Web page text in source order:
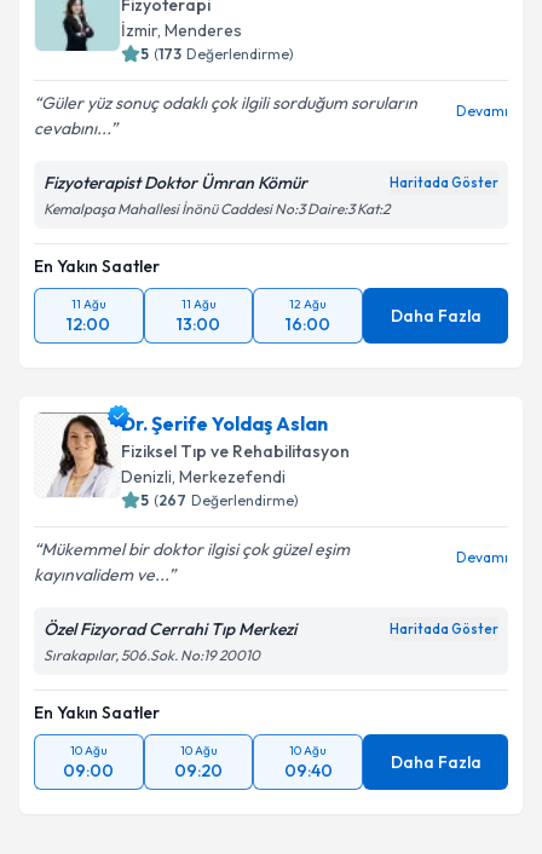
Fizyoterapi
İzmir, Menderes
5 (173 Değerlendirme)
Güler yüz sonuç odaklı çok ilgili sorduğum soruların
cevabını...
Devamı
Fizyoterapist Doktor Ümran Kömür Haritada Göster
Kemalpaşa Mahallesi İnönü Caddesi No:3 Daire:3 Kat:2
En Yakın Saatler
11 Ağu
12:00
11 Ağu
13:00
12 Ağu
16:00 Daha Fazla
Dr. Şerife Yoldaş Aslan
Fiziksel Tıp ve Rehabilitasyon
Denizli, Merkezefendi
5 (267 Değerlendirme)
Mükemmel bir doktor ilgisi çok güzel eşim
kayınvalidem ve...
Devamı
Özel Fizyorad Cerrahi Tıp Merkezi Haritada Göster
Sırakapılar, 506.Sok. No:19 20010
En Yakın Saatler
10 Ağu
09:00
10 Ağu
09:20
10 Ağu
09:40 Daha Fazla